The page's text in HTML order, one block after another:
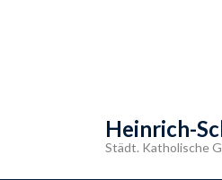
Heinrich-
Städt. Katholische